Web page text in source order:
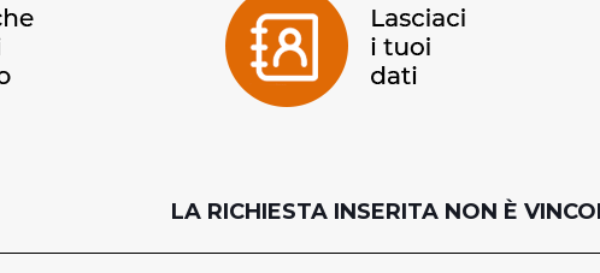
LA RICHIESTA INSERITA NON È